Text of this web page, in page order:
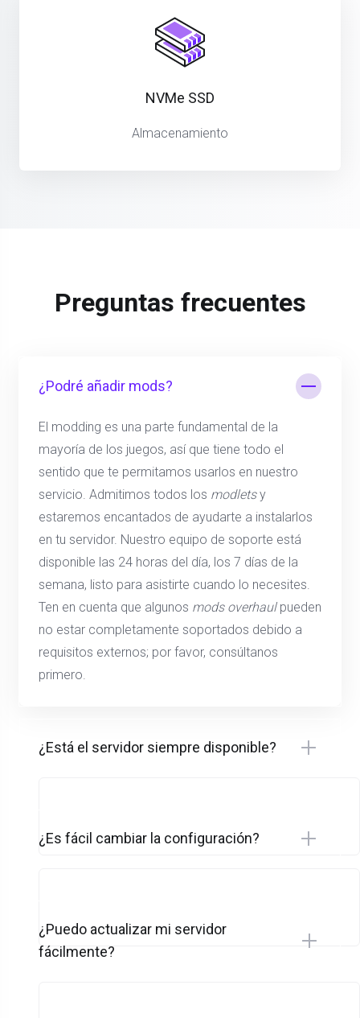
NVMe SSD
Almacenamiento
Preguntas frecuentes
¿Podré añadir mods?
El modding es una parte fundamental de la
mayoría de los juegos, así que tiene todo el
sentido que te permitamos usarlos en nuestro
servicio. Admitimos todos los modletsy
estaremos encantados de ayudarte a instalarlos
en tu servidor. Nuestro equipo de soporte está
disponible las 24 horas del día, los 7 días de la
semana, listo para asistirte cuando lo necesites.
Ten en cuenta que algunos mods overhaulpueden
no estar completamente soportados debido a
requisitos externos; por favor, consúltanos
primero.
¿Está el servidor siempre disponible?
¿Es fácil cambiar la configuración?
¿Puedo actualizar mi servidor
fácilmente?